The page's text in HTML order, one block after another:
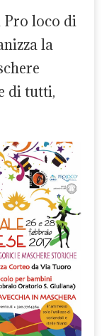
Pro loco di
la
di tutti,